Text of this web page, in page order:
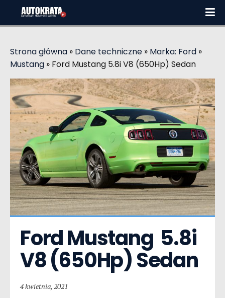
Strona główna » Dane techniczne » Marka: Ford »
Mustang » Ford Mustang 5.8i V8 (650Hp) Sedan
Ford Mustang  5.8i
V8 (650Hp) Sedan
4 kwietnia, 2021